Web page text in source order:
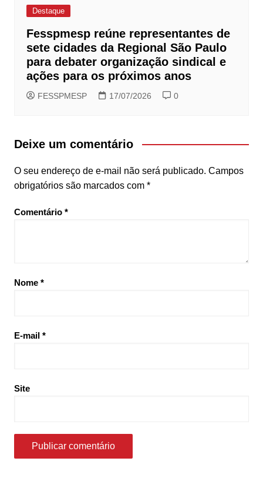
Destaque
Fesspmesp reúne representantes de
sete cidades da Regional São Paulo
para debater organização sindical e
ações para os próximos anos
FESSPMESP 17/07/2026 0
Deixe um comentário
O seu endereço de e-mail não será publicado. Campos
obrigatórios são marcados com *
Comentário *
Nome *
E-mail *
Site